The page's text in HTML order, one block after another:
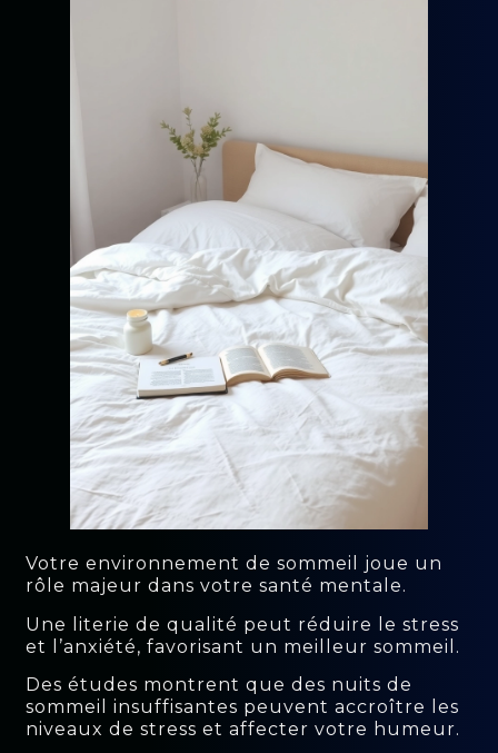
Votre environnement de sommeil joue un
rôle majeur dans votre santé mentale.
Une literie de qualité peut réduire le stress
et l’anxiété, favorisant un meilleur sommeil.
Des études montrent que des nuits de
sommeil insuffisantes peuvent accroître les
niveaux de stress et affecter votre humeur.